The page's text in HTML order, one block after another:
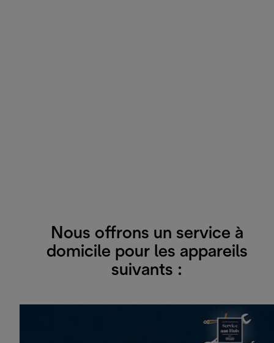
Nous offrons un service à
domicile pour les appareils
suivants :